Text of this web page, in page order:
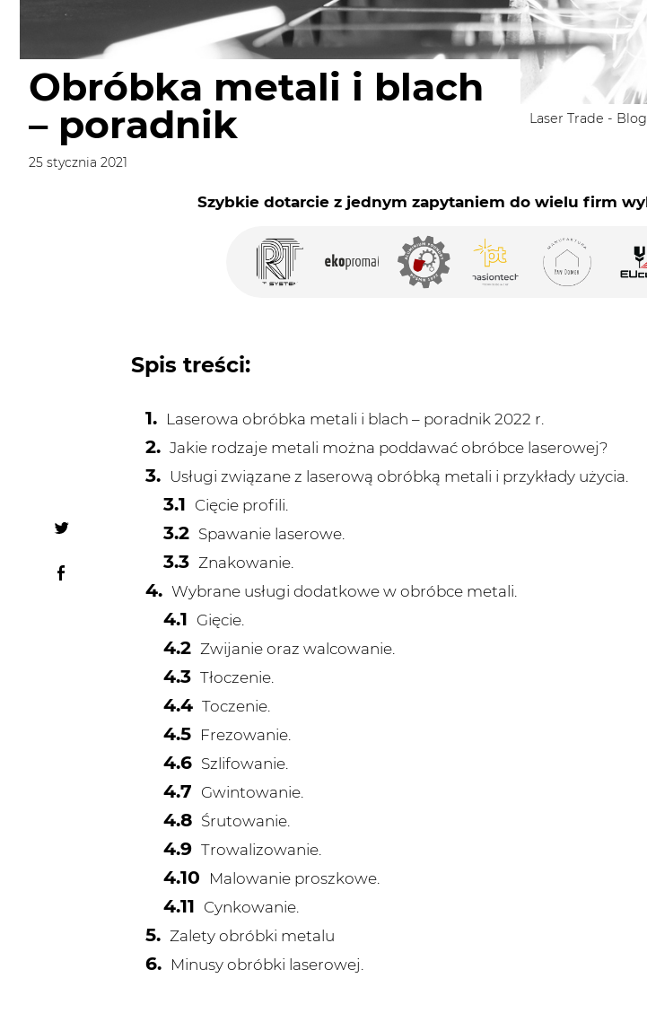
Obróbka metali i blach
– poradnik
25 stycznia 2021
Laser Trade - Blog
Spis treści:
Laserowa obróbka metali i blach – poradnik 2022 r.
Jakie rodzaje metali można poddawać obróbce laserowej?
Usługi związane z laserową obróbką metali i przykłady użycia.
Cięcie profili.
Spawanie laserowe.
Znakowanie.
Wybrane usługi dodatkowe w obróbce metali.
Gięcie.
Zwijanie oraz walcowanie.
Tłoczenie.
Toczenie.
Frezowanie.
Szlifowanie.
Gwintowanie.
Śrutowanie.
Trowalizowanie.
Malowanie proszkowe.
Cynkowanie.
Zalety obróbki metalu
Minusy obróbki laserowej.